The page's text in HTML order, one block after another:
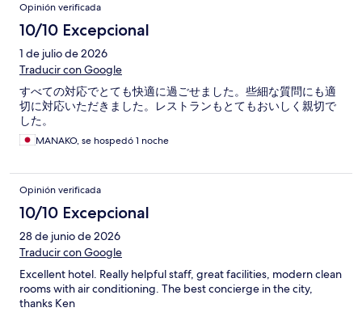
Opinión verificada
10/10 Excepcional
1 de julio de 2026
Traducir con Google
すべての対応でとても快適に過ごせました。些細な質問にも適
切に対応いただきました。レストランもとてもおいしく親切で
した。
MANAKO, se hospedó 1 noche
Opinión verificada
10/10 Excepcional
28 de junio de 2026
Traducir con Google
Excellent hotel. Really helpful staff, great facilities, modern clean
rooms with air conditioning. The best concierge in the city,
thanks Ken